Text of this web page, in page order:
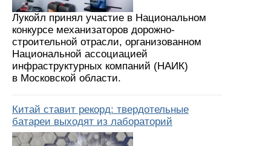
Лукойл принял участие в Национальном
конкурсе механизаторов дорожно-
строительной отрасли, организованном
Национальной ассоциацией
инфраструктурных компаний (НАИК)
в Московской области.
Китай ставит рекорд: твердотельные
батареи выходят из лабораторий